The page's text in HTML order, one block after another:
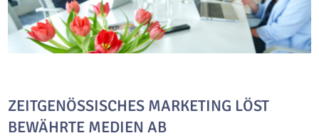
ZEITGENÖSSISCHES MARKETING LÖST
BEWÄHRTE MEDIEN AB